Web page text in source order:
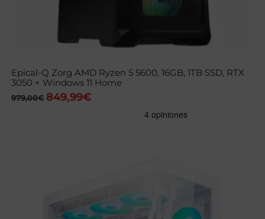
Epical-Q Zorg AMD Ryzen 5 5600, 16GB, 1TB SSD, RTX
3050 + Windows 11 Home
979,00€ El
849,99€